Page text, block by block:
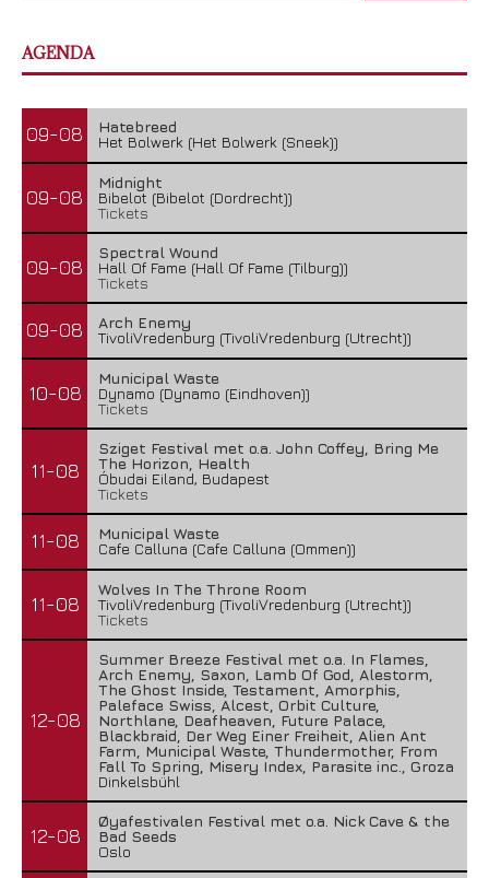
Combichrist – The Venom In The Mouth Of...
1 augustus 2026
Lunatic Soul – Transition II
29 juli 2026
AGENDA
09-08
Hatebreed
Het Bolwerk (Het Bolwerk (Sneek))
09-08
Midnight
Bibelot (Bibelot (Dordrecht))
Tickets
09-08
Spectral Wound
Hall Of Fame (Hall Of Fame (Tilburg))
Tickets
09-08
Arch Enemy
TivoliVredenburg (TivoliVredenburg (Utrecht))
10-08
Municipal Waste
Dynamo (Dynamo (Eindhoven))
Tickets
11-08
Sziget Festival met o.a. John Coffey, Bring Me
The Horizon, Health
Óbudai Eiland, Budapest
Tickets
11-08
Municipal Waste
Cafe Calluna (Cafe Calluna (Ommen))
11-08
Wolves In The Throne Room
TivoliVredenburg (TivoliVredenburg (Utrecht))
Tickets
12-08
Summer Breeze Festival met o.a. In Flames,
Arch Enemy, Saxon, Lamb Of God, Alestorm,
The Ghost Inside, Testament, Amorphis,
Paleface Swiss, Alcest, Orbit Culture,
Northlane, Deafheaven, Future Palace,
Blackbraid, Der Weg Einer Freiheit, Alien Ant
Farm, Municipal Waste, Thundermother, From
Fall To Spring, Misery Index, Parasite inc., Groza
Dinkelsbühl
12-08
Øyafestivalen Festival met o.a. Nick Cave & the
Bad Seeds
Oslo